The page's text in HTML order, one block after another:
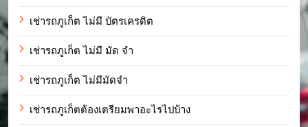
เช่ารถภูเก็ต ไม่มี บัตรเครดิต
เช่ารถภูเก็ต ไม่มี มัด จํา
เช่ารถภูเก็ต ไม่มีมัดจำ
เช่ารถภูเก็ตต้องเตรียมพาอะไรไปบ้าง